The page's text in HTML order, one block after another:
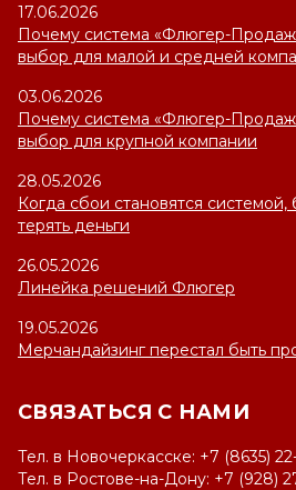
17.06.2026
Почему система «Флюгер-
выбор для малой и средней
03.06.2026
Почему система «Флюгер-
выбор для крупной компании
28.05.2026
Когда сбои становятся системой,
терять деньги
26.05.2026
Линейка решений Флюгер
19.05.2026
Мерчандайзинг перестал быть
СВЯЗАТЬСЯ С НАМИ
Тел. в Новочеркасске: +7 (8635)
Тел. в Ростове-на-Дону: +7 (928)